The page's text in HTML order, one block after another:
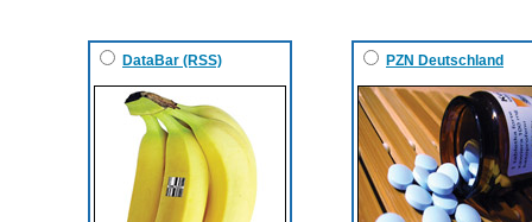
DataBar (RSS) PZN Deutschland